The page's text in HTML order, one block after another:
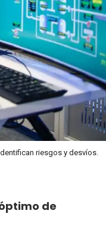
riesgos y desvíos.
de